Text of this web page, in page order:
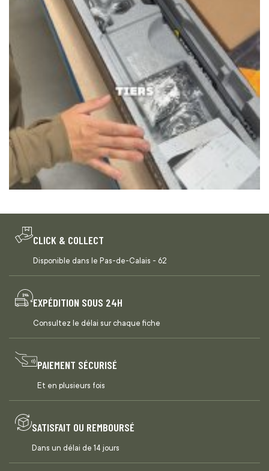
CLICK & COLLECT
Disponible dans le Pas-de-Calais - 62
EXPÉDITION SOUS 24H
Consultez le délai sur chaque fiche
PAIEMENT SÉCURISÉ
Et en plusieurs fois
SATISFAIT OU REMBOURSÉ
Dans un délai de 14 jours